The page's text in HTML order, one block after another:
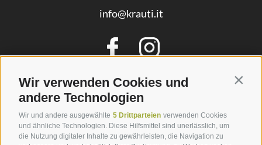
Wir verwenden Cookies und
andere Technologien
Wir und andere ausgewählte 5 Drittparteien verwenden Cookies
und ähnliche Technologien. Diese Hilfsmittel sind unerlässlich, um
die Nutzung digitaler Inhalte zu gewährleisten, die Navigation zu
info@krauti.it
SERVICE